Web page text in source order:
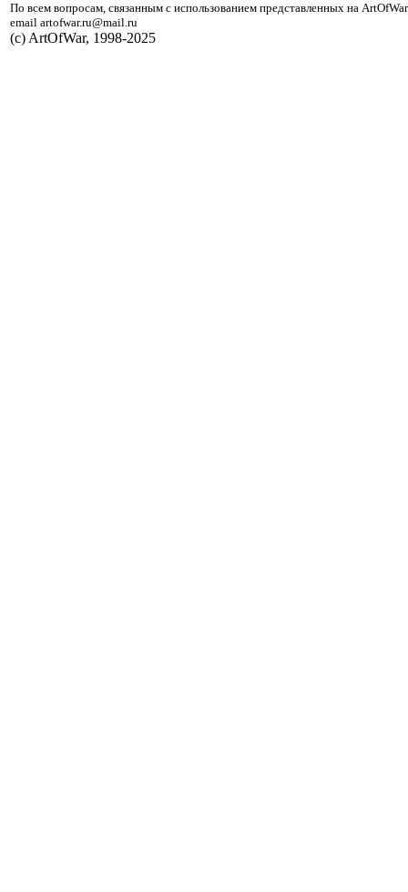
По всем вопросам, связанным с использованием представленных на
email artofwar.ru@mail.ru
(с) ArtOfWar, 1998-2025